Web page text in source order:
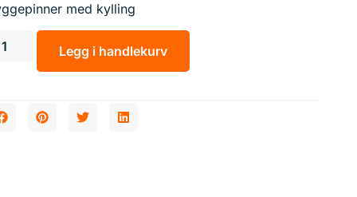
med kylling
Legg i handlekurv